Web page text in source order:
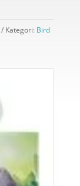
Kategori: Bird